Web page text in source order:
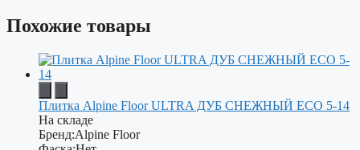
Похожие товары
Плитка Alpine Floor ULTRA ДУБ СНЕЖНЫЙ ECO 5-14
На складе
Бренд:Alpine Floor